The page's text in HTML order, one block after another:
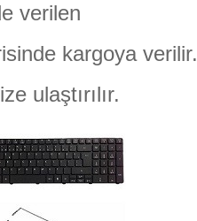
verilen
kargoya verilir.
ulaştırılır.